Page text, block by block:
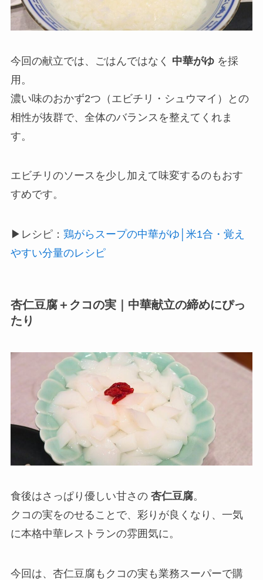
今回の献立では、ごはんではなく 中華がゆを採
用。
濃い味のおかず2つ（エビチリ・シュウマイ）との
相性が抜群で、全体のバランスを整えてくれま
す。
エビチリのソースを少し加えて味変するのもおす
すめです。
▶レシピ： 鶏がらスープの中華がゆ│米1合・覚え
やすい分量のレシピ
杏仁豆腐＋クコの実｜中華献立の締めにぴっ
たり
食後はさっぱり優しい甘さの 杏仁豆腐。
クコの実をのせることで、彩りが良くなり、一気
に本格中華レストランの雰囲気に。
今回は、杏仁豆腐もクコの実も業務スーパーで購